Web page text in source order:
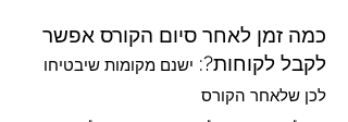
כמה זמן לאחר סיום הקורס אפשר
לקבל לקוחות?: ישנם מקומות שיבטיחו
לכן שלאחר הקורס